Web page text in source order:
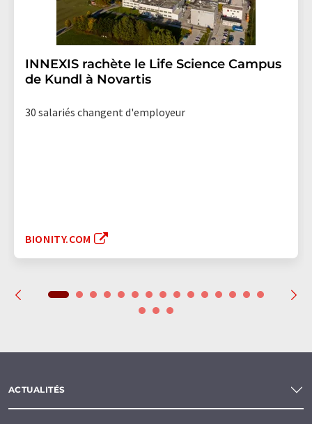
INNEXIS rachète le Life Science Campus
de Kundl à Novartis
30 salariés changent d'employeur
BIONITY.COM
ACTUALITÉS